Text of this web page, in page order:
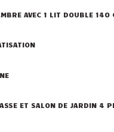
AVEC 1 LIT DOUBLE 140
ET SALON DE JARDIN 4